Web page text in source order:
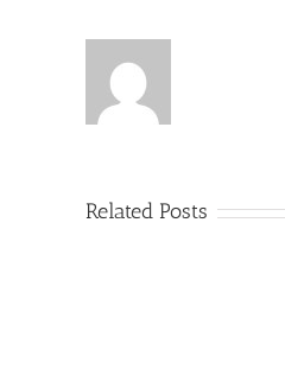
Related Posts